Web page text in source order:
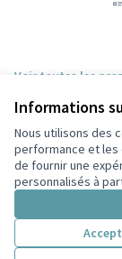
Informations
Nous utilisons des
performance et les
de fournir une
personnalisés à
Voir toutes les
Conditions
Paramètres des
Participez
(Lien externe)
Participez